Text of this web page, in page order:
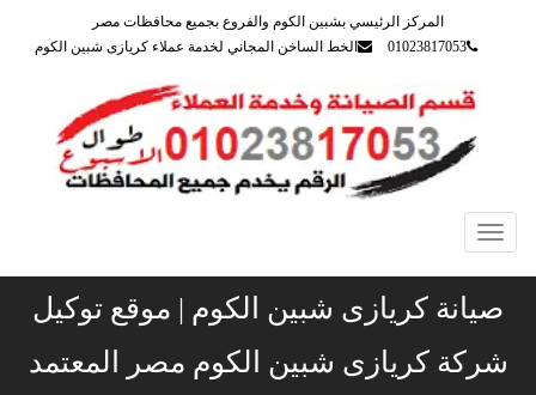
المركز الرئيسي بشبين الكوم والفروع بجميع محافظات مصر
01023817053
الخط الساخن المجاني لخدمة عملاء كريازى شبين الكوم
Toggle
navigation
صيانة كريازى شبين الكوم | موقع توكيل
شركة كريازى شبين الكوم مصر المعتمد